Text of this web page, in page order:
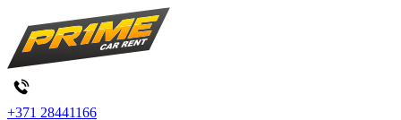
+371 28441166